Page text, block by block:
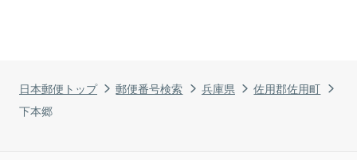
日本郵便トップ 郵便番号検索 兵庫県
佐用郡佐用町
下本郷